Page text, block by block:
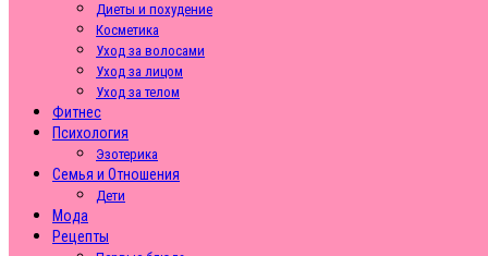
Диеты и похудение
Косметика
Уход за волосами
Уход за лицом
Уход за телом
Фитнес
Психология
Эзотерика
Семья и Отношения
Дети
Мода
Рецепты